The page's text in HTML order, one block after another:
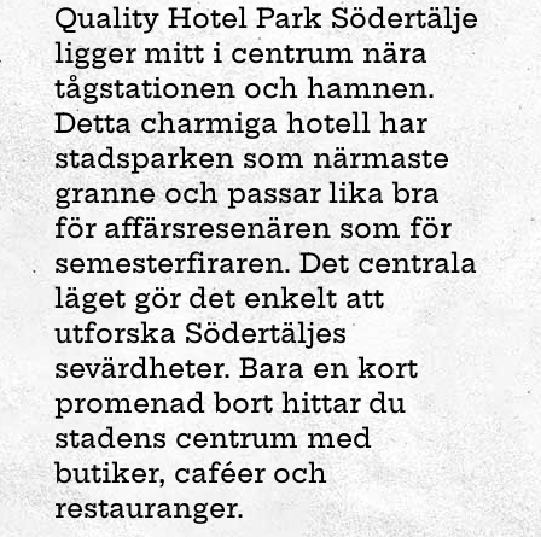
Quality Hotel Park Södertälje
ligger mitt i centrum nära
tågstationen och hamnen.
Detta charmiga hotell har
stadsparken som närmaste
granne och passar lika bra
för affärsresenären som för
semesterfiraren. Det centrala
läget gör det enkelt att
utforska Södertäljes
sevärdheter. Bara en kort
promenad bort hittar du
stadens centrum med
butiker, caféer och
restauranger.